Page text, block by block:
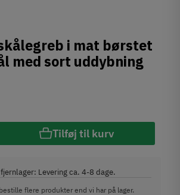
i mat børstet
med sort uddybning
Tilføj til kurv
fjernlager: Levering ca. 4-8 dage.
flere produkter end vi har på lager.